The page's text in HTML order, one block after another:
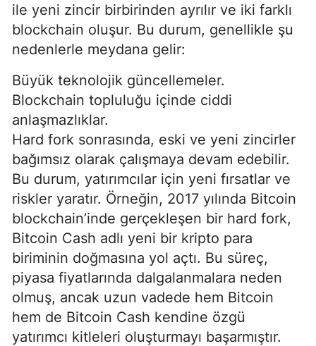
ile yeni zincir birbirinden ayrılır ve iki farklı
blockchain oluşur. Bu durum, genellikle şu
nedenlerle meydana gelir:
Büyük teknolojik güncellemeler.
Blockchain topluluğu içinde ciddi
anlaşmazlıklar.
Hard fork sonrasında, eski ve yeni zincirler
bağımsız olarak çalışmaya devam edebilir.
Bu durum, yatırımcılar için yeni fırsatlar ve
riskler yaratır. Örneğin, 2017 yılında Bitcoin
blockchain’inde gerçekleşen bir hard fork,
Bitcoin Cash adlı yeni bir kripto para
biriminin doğmasına yol açtı. Bu süreç,
piyasa fiyatlarında dalgalanmalara neden
olmuş, ancak uzun vadede hem Bitcoin
hem de Bitcoin Cash kendine özgü
yatırımcı kitleleri oluşturmayı başarmıştır.